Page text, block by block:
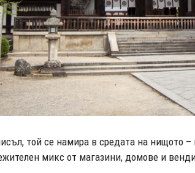
той се намира в средата на нищото
микс от магазини, домове и